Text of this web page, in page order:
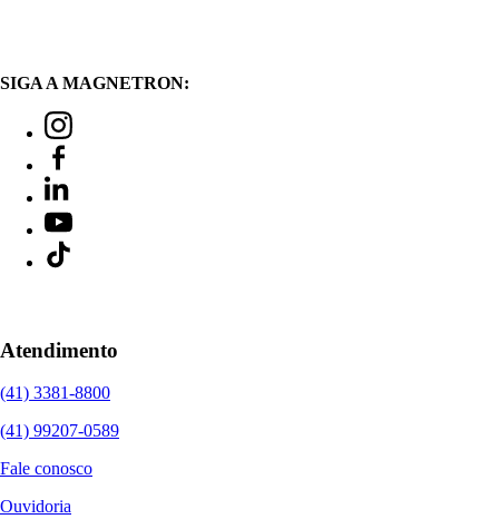
SIGA A MAGNETRON:
Atendimento
(41) 3381-8800
(41) 99207-0589
Fale conosco
Ouvidoria